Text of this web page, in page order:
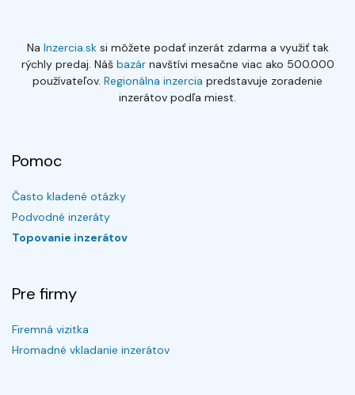
Na Inzercia.sksi môžete podať inzerát zdarma a využiť tak
rýchly predaj. Náš bazárnavštívi mesačne viac ako 500.000
používateľov. Regionálna inzercia predstavuje zoradenie
inzerátov podľa miest.
Pomoc
Často kladené otázky
Podvodné inzeráty
Topovanie inzerátov
Pre firmy
Firemná vizitka
Hromadné vkladanie inzerátov